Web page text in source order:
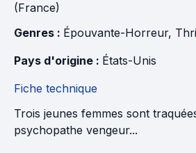
(France)
Genres : Épouvante-Horreur,
Pays d'origine : États-Unis
Fiche technique
Trois jeunes femmes sont
psychopathe vengeur...